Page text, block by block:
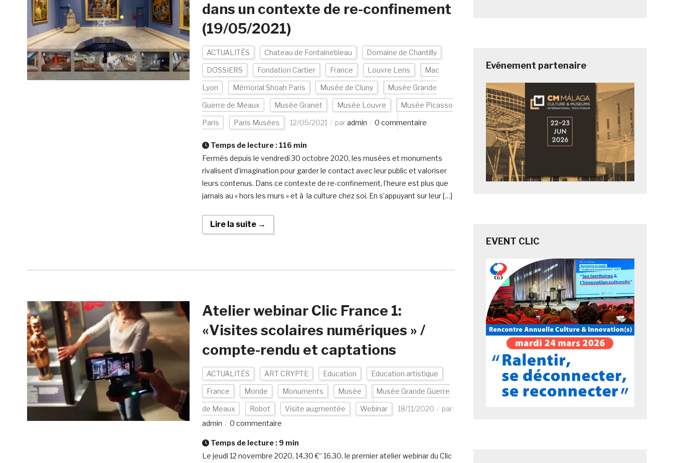
dans un contexte de re-confinement
(19/05/2021)
ACTUALITÉS Chateau de Fontainebleau Domaine de Chantilly
DOSSIERS Fondation Cartier France Louvre Lens Mac
Lyon Mémorial Shoah Paris Musée de Cluny Musée Grande
Guerre de Meaux Musée Granet Musée Louvre Musée Picasso
Paris Paris Musées 12/05/2021 paradmin 0 commentaire
Temps de lecture : 116 min
Fermés depuis le vendredi 30 octobre 2020, les musées et monuments
rivalisent d’imagination pour garder le contact avec leur public et valoriser
leurs contenus. Dans ce contexte de re-confinement, l’heure est plus que
jamais au « hors les murs » et à la culture chez soi. En s’appuyant sur leur […]
Lire la suite →
Atelier webinar Clic France 1:
«Visites scolaires numériques » /
compte-rendu et captations
ACTUALITÉS ART CRYPTE Education Education artistique
France Monde Monuments Musée Musée Grande Guerre
de Meaux Robot Visite augmentée Webinar 18/11/2020
par
admin
0 commentaire
Temps de lecture : 9 min
Le jeudi 12 novembre 2020, 14.30 €“ 16.30, le premier atelier webinar du Clic
Evénement partenaire
EVENT CLIC